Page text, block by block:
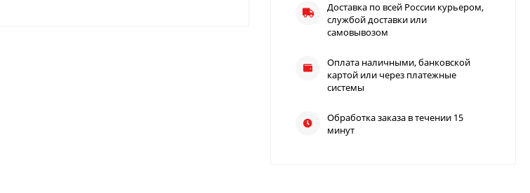
Доставка по всей России курьером,
службой доставки или
самовывозом
Оплата наличными, банковской
картой или через платежные
системы
Обработка заказа в течении 15
минут